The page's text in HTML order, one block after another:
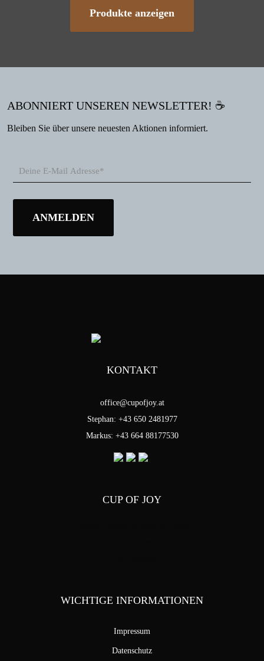
Produkte anzeigen
ABONNIERT UNSEREN NEWSLETTER! ☕
Bleiben Sie über unsere neuesten Aktionen informiert.
KONTAKT
office@cupofjoy.at
Stephan: +43 650 2481977
Markus: +43 664 88177530
CUP OF JOY
WICHTIGE INFORMATIONEN
Impressum
Datenschutz